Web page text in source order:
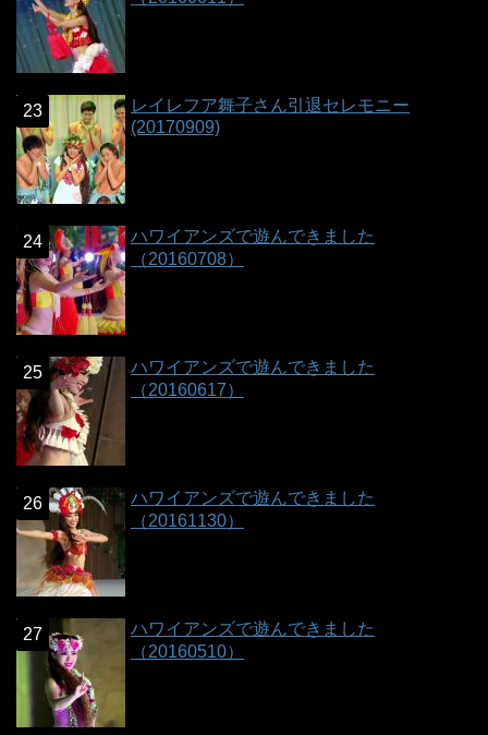
レイレフア舞子さん引退セレモニー
(20170909)
ハワイアンズで遊んできました
（20160708）
ハワイアンズで遊んできました
（20160617）
ハワイアンズで遊んできました
（20161130）
ハワイアンズで遊んできました
（20160510）